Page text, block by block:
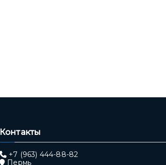
Контакты
+7 (963) 444-88-82
Пермь